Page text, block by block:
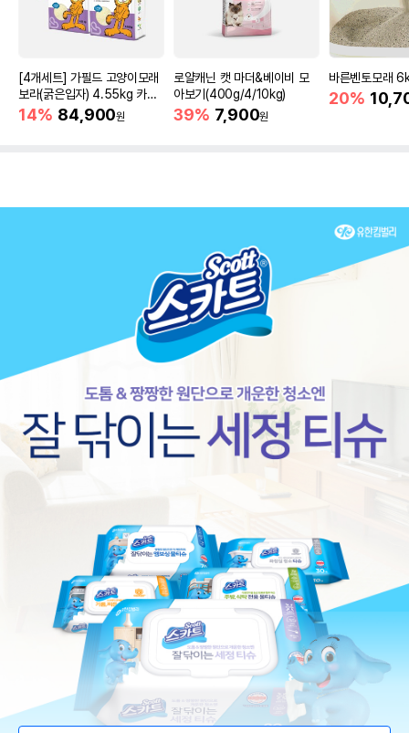
[4개세트] 가필드 고양이모래
보라(굵은입자) 4.55kg 카사
바모래
14% 84,900원
로얄캐닌 캣 마더&베이비 모
아보기(400g/4/10kg)
39% 7,900원
바른벤토모래
20%